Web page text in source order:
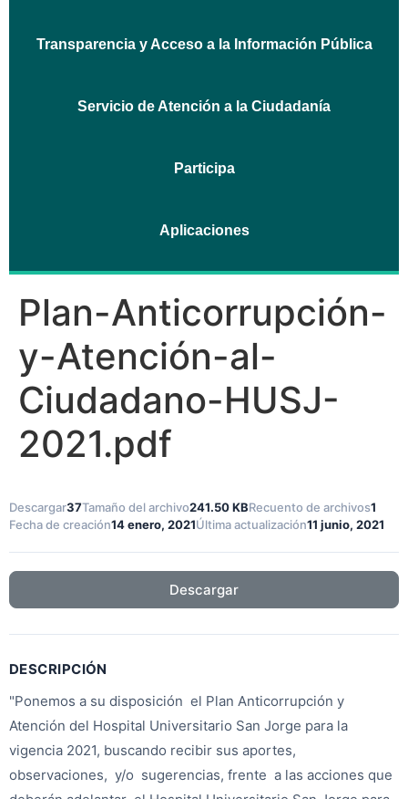
Transparencia y Acceso a la Información Pública
Servicio de Atención a la Ciudadanía
Participa
Aplicaciones
Plan-Anticorrupción-
y-Atención-al-
Ciudadano-HUSJ-
2021.pdf
Descargar37Tamaño del archivo241.50 KBRecuento de archivos1
Fecha de creación14 enero, 2021Última actualización11 junio, 2021
Descargar
DESCRIPCIÓN
"Ponemos a su disposición el Plan Anticorrupción y
Atención del Hospital Universitario San Jorge para la
vigencia 2021, buscando recibir sus aportes,
observaciones, y/o sugerencias, frente a las acciones que